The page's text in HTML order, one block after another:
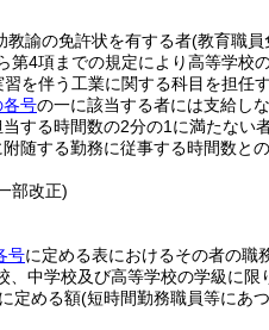
教諭の免許状を有する者(教育職員
第4項までの規定により高等学校
を伴う工業に関する科目を担任
各号の一に該当する者には支給しな
する時間数の2分の1に満たない
随する勤務に従事する時間数と
部改正)
号に定める表におけるその者の職
、中学校及び高等学校の学級に限
定める額(短時間勤務職員等にあ